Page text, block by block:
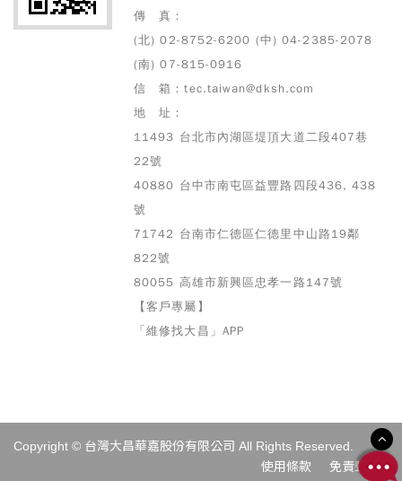
傳 真：
(北) 02-8752-6200 (中) 04-2385-2078
(南) 07-815-0916
信 箱：tec.taiwan@dksh.com
地 址：
11493 台北市內湖區堤頂大道二段407巷
22號
40880 台中市南屯區益豐路四段436, 438
號
71742 台南市仁德區仁德里中山路19鄰
822號
80055 高雄市新興區忠孝一路147號
【客戶專屬】
「維修找大昌」APP
Copyright © 台灣大昌華嘉股份有限公司 All Rights Reserved.
免責聲明
使用條款